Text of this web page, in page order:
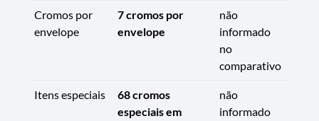
Cromos por
envelope
7 cromos por
envelope
não
informado
no
comparativo
Itens especiais
68 cromos
especiais em
não
informado